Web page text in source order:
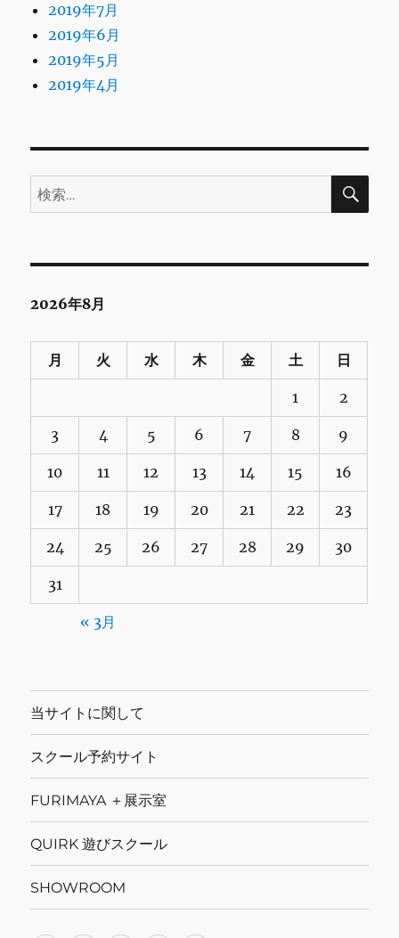
2019年7月
2019年6月
2019年5月
2019年4月
検
索:
検
2026年8月
月 火 水 木 金 土 日
1 2
3 4 5 6 7 8 9
10 11 12 13 14 15 16
17 18 19 20 21 22 23
24 25 26 27 28 29 30
31
« 3月
当サイトに関して
スクール予約サイト
FURIMAYA ＋展示室
QUIRK 遊びスクール
SHOWROOM